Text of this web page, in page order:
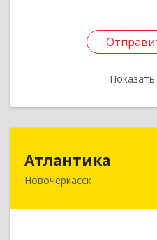
Атлантика
Новочеркасск
346428,